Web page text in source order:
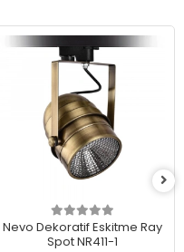
Nevo Dekoratif Eskitme Ray
Spot NR411-1